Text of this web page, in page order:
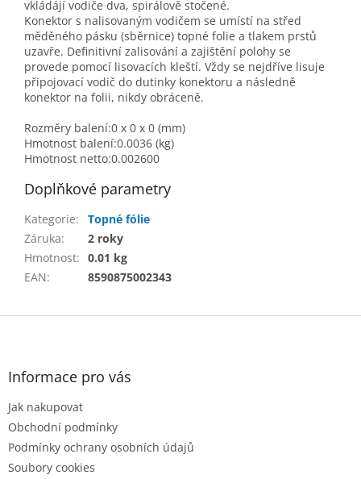
vkládájí vodiče dva, spirálově stočené.
Konektor s nalisovaným vodičem se umístí na střed
měděného pásku (sběrnice) topné folie a tlakem prstů
uzavře. Definitivní zalisování a zajištění polohy se
provede pomocí lisovacích kleští. Vždy se nejdříve lisuje
připojovací vodič do dutinky konektoru a následně
konektor na folii, nikdy obráceně.
Rozměry balení:0 x 0 x 0 (mm)
Hmotnost balení:0.0036 (kg)
Hmotnost netto:0.002600
Doplňkové parametry
Kategorie:
Topné fólie
Záruka:
2 roky
Hmotnost: 0.01 kg
EAN: 8590875002343
Z
Informace pro vás
Jak nakupovat
Obchodní podmínky
Podmínky ochrany osobních údajů
Soubory cookies